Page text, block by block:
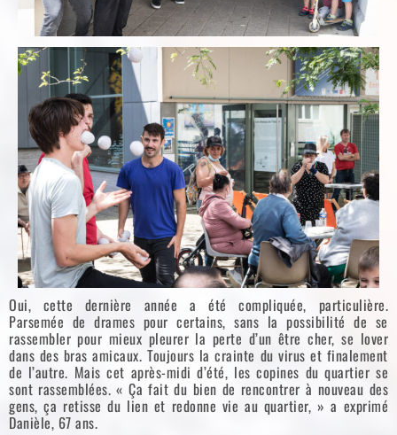
Oui, cette dernière année a été compliquée, particulière.
Parsemée de drames pour certains, sans la possibilité de se
rassembler pour mieux pleurer la perte d’un être cher, se lover
dans des bras amicaux. Toujours la crainte du virus et finalement
de l’autre. Mais cet après-midi d’été, les copines du quartier se
sont rassemblées. « Ça fait du bien de rencontrer à nouveau des
gens, ça retisse du lien et redonne vie au quartier, » a exprimé
Danièle, 67 ans.